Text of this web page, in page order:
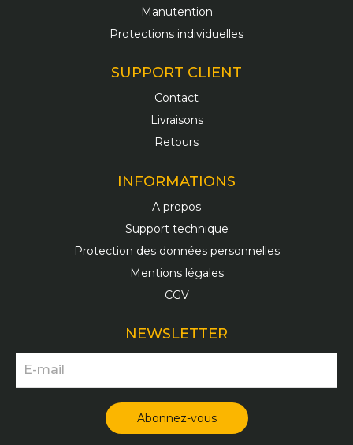
Manutention
Protections individuelles
SUPPORT CLIENT
Contact
Livraisons
Retours
INFORMATIONS
A propos
Support technique
Protection des données personnelles
Mentions légales
CGV
NEWSLETTER